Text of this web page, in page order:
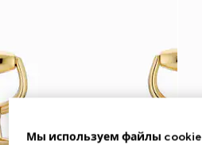
Мы используем файлы cookie